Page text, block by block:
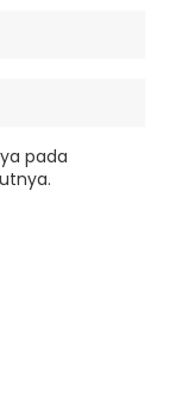
pada